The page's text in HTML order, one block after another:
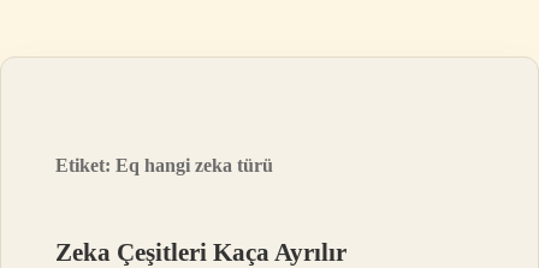
Etiket:Eq hangi zeka türü
Zeka Çeşitleri Kaça Ayrılır